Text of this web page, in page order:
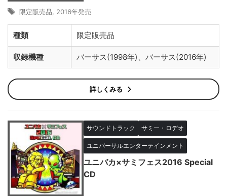
限定販売品 2016年発売
種類 限定販売品
収録機種 バーサス(1998年)、バーサス(2016年)
詳しくみる
サウンドトラック サミー・ロデオ
ユニバーサルエンターテインメント
ユニバカ×サミフェス2016 Special
CD